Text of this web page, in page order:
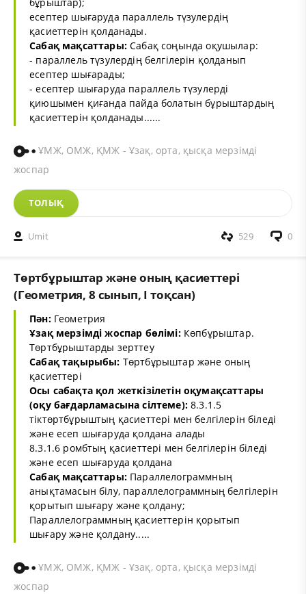
есептер шығаруда параллель түзулердің
қасиеттерін қолданады.
Сабақ мақсаттары:Сабақ соңында оқушылар:
- параллель түзулердің белгілерін қолданып
есептер шығарады;
- есептер шығаруда параллель түзулерді
қиюшымен қиғанда пайда болатын бұрыштардың
қасиеттерін қолданады......
ҰМЖ, ОМЖ, ҚМЖ - Ұзақ, орта, қысқа мерзімді
жоспар
ТОЛЫҚ
Umit 0
529
Төртбұрыштар және оның қасиеттері
(Геометрия, 8 сынып, I тоқсан)
Пән:Геометрия
Ұзақ мерзімді жоспар бөлімі:Көпбұрыштар.
Төртбұрыштарды зерттеу
Сабақ тақырыбы: Төртбұрыштар және оның
қасиеттері
Осы сабақта қол жеткізілетін оқумақсаттары
(оқу бағдарламасына сілтеме):8.3.1.5
тіктөртбұрыштың қасиеттері мен белгілерін біледі
және есеп шығаруда қолдана алады
8.3.1.6 ромбтың қасиеттері мен белгілерін біледі
және есеп шығаруда қолдана
Сабақ мақсаттары:Параллелограммның
анықтамасын білу, параллелограммның белгілерін
қорытып шығару және қолдану;
Параллелограммның қасиеттерін қорытып
шығару және қолдану.....
ҰМЖ, ОМЖ, ҚМЖ - Ұзақ, орта, қысқа мерзімді
жоспар